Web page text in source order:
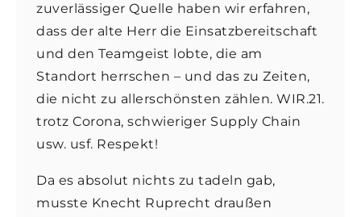
zuverlässiger Quelle haben wir erfahren,
dass der alte Herr die Einsatzbereitschaft
und den Teamgeist lobte, die am
Standort herrschen – und das zu Zeiten,
die nicht zu allerschönsten zählen. WIR.21.
trotz Corona, schwieriger Supply Chain
usw. usf. Respekt!
Da es absolut nichts zu tadeln gab,
musste Knecht Ruprecht draußen